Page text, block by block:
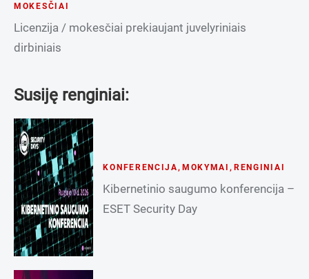
MOKESČIAI
Licenzija / mokesčiai prekiaujant juvelyriniais
dirbiniais
Susiję renginiai:
KONFERENCIJA , MOKYMAI , RENGINIAI
Kibernetinio saugumo konferencija –
ESET Security Day